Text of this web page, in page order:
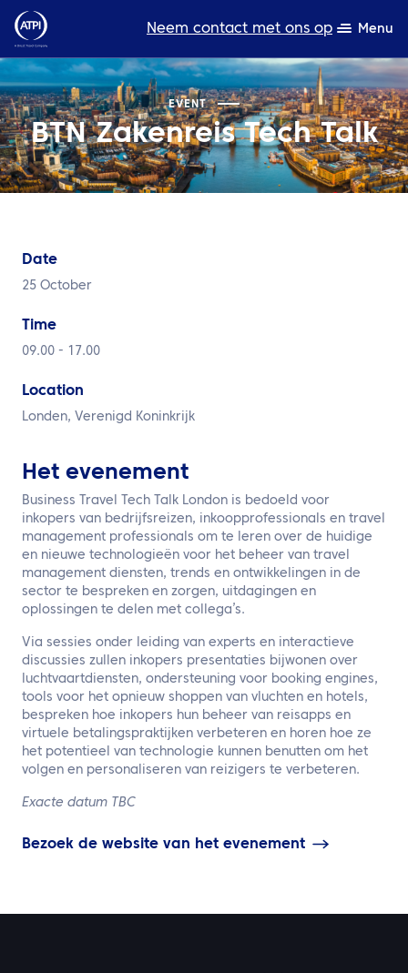
Neem contact met ons op Menu
Deskundigheid
Bronnen
Over ons
Duurzaamheid
Zoeken
NL
EVENT
BTN Zakenreis Tech Talk
Date
25 October
Time
09.00 - 17.00
Location
Londen, Verenigd Koninkrijk
Het evenement
Business Travel Tech Talk London is bedoeld voor
inkopers van bedrijfsreizen, inkoopprofessionals en travel
management professionals om te leren over de huidige
en nieuwe technologieën voor het beheer van travel
management diensten, trends en ontwikkelingen in de
sector te bespreken en zorgen, uitdagingen en
oplossingen te delen met collega’s.
Via sessies onder leiding van experts en interactieve
discussies zullen inkopers presentaties bijwonen over
luchtvaartdiensten, ondersteuning voor booking engines,
tools voor het opnieuw shoppen van vluchten en hotels,
bespreken hoe inkopers hun beheer van reisapps en
virtuele betalingspraktijken verbeteren en horen hoe ze
het potentieel van technologie kunnen benutten om het
volgen en personaliseren van reizigers te verbeteren.
Exacte datum TBC
Bezoek de website van het evenement